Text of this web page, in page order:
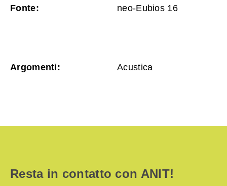
Fonte: neo-Eubios 16
Argomenti: Acustica
Resta in contatto con ANIT!